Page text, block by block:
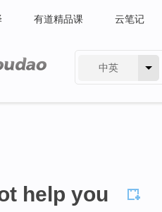
有道精品课 云笔记
中英
help you